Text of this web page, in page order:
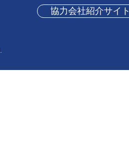
協力会社紹介サイト